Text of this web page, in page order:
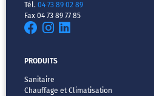
Tél. 04 73 89 02 89
Fax 04 73 89 77 85
PRODUITS
Sanitaire
Chauffage et Climatisation